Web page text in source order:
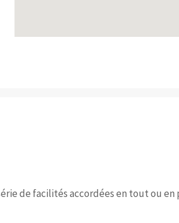
de facilités accordées en tout ou